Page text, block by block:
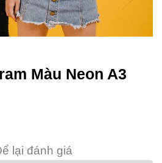
Màu Neon A3
lại đánh giá